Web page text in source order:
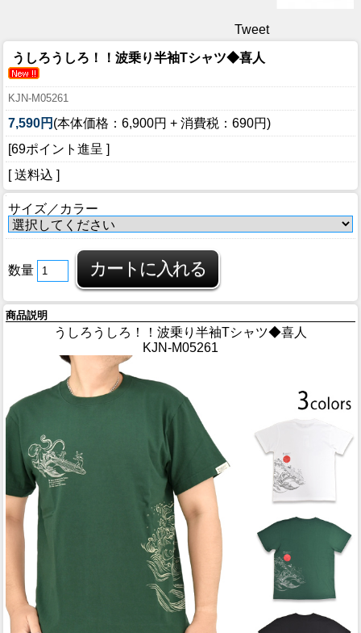
Tweet
うしろうしろ！！波乗り半袖Tシャツ◆喜人
KJN-M05261
7,590円 (本体価格：6,900円 + 消費税：690円)
[69ポイント進呈 ]
[ 送料込 ]
サイズ／カラー
数量
商品説明
うしろうしろ！！波乗り半袖Tシャツ◆喜人
KJN-M05261